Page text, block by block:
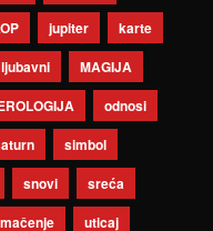
jupiter
karte
ljubavni
MAGIJA
odnosi
simbol
snovi
sreća
uticaj